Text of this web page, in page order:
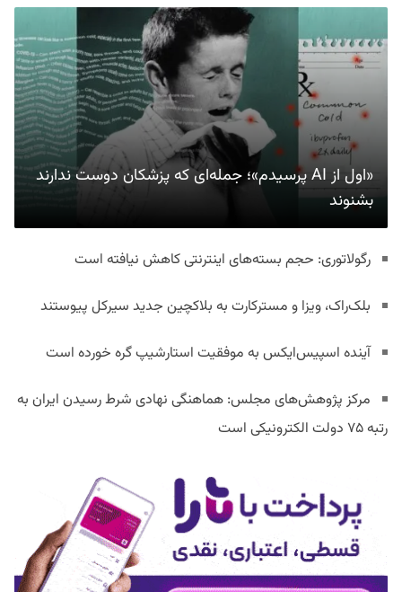
«اول از AI پرسیدم»؛ جمله‌ای که پزشکان دوست ندارند
بشنوند
رگولاتوری: حجم بسته‌های اینترنتی کاهش نیافته است
بلک‌راک، ویزا و مسترکارت به بلاکچین جدید سیرکل پیوستند
آینده اسپیس‌ایکس به موفقیت استارشیپ گره خورده است
مرکز پژوهش‌های مجلس: هماهنگی نهادی شرط رسیدن ایران به
رتبه ۷۵ دولت الکترونیکی است